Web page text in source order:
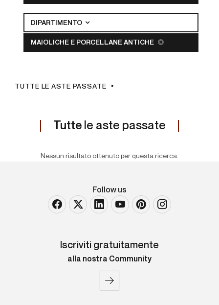
DIPARTIMENTO
MAIOLICHE E PORCELLANE ANTICHE
TUTTE LE ASTE PASSATE
Tutte le aste passate
Nessun risultato ottenuto per questa ricerca.
Follow us
Iscriviti gratuitamente
alla nostra Community